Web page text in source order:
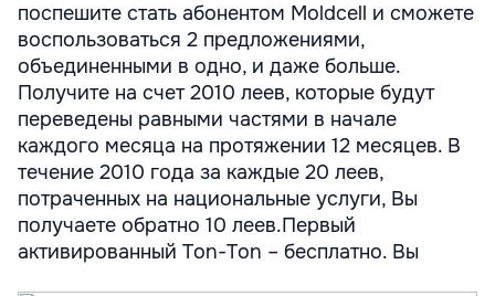
поспешите стать абонентом Moldcell и сможете
воспользоваться 2 предложениями,
объединенными в одно, и даже больше.
Получите на счет 2010 леев, которые будут
переведены равными частями в начале
каждого месяца на протяжении 12 месяцев. В
течение 2010 года за каждые 20 леев,
потраченных на национальные услуги, Вы
получаете обратно 10 леев.Первый
активированный Ton-Ton – бесплатно. Вы